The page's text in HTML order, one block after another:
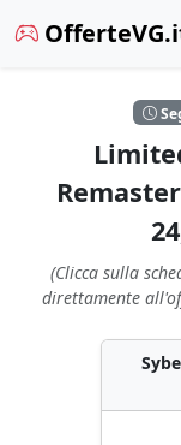
(Clicca sulla
direttamente